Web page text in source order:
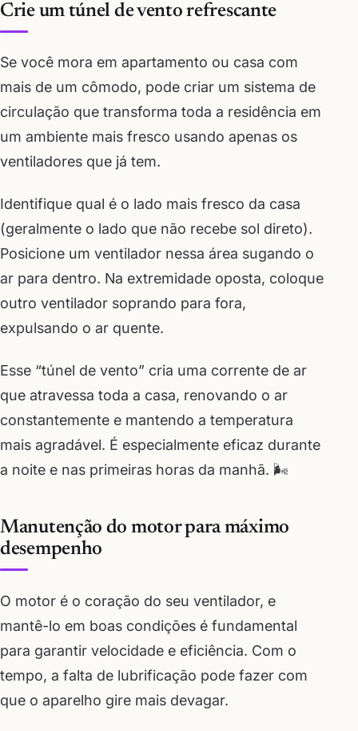
Crie um túnel de vento refrescante
Se você mora em apartamento ou casa com
mais de um cômodo, pode criar um sistema de
circulação que transforma toda a residência em
um ambiente mais fresco usando apenas os
ventiladores que já tem.
Identifique qual é o lado mais fresco da casa
(geralmente o lado que não recebe sol direto).
Posicione um ventilador nessa área sugando o
ar para dentro. Na extremidade oposta, coloque
outro ventilador soprando para fora,
expulsando o ar quente.
Esse “túnel de vento” cria uma corrente de ar
que atravessa toda a casa, renovando o ar
constantemente e mantendo a temperatura
mais agradável. É especialmente eficaz durante
a noite e nas primeiras horas da manhã. 🌬️
Manutenção do motor para máximo
desempenho
O motor é o coração do seu ventilador, e
mantê-lo em boas condições é fundamental
para garantir velocidade e eficiência. Com o
tempo, a falta de lubrificação pode fazer com
que o aparelho gire mais devagar.